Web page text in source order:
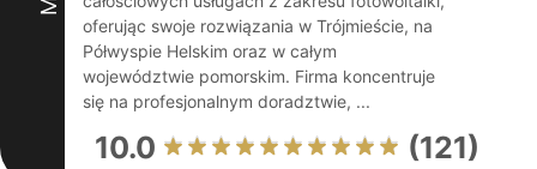
oferując swoje rozwiązania w Trójmieście, na
Półwyspie Helskim oraz w całym
województwie pomorskim. Firma koncentruje
się na profesjonalnym doradztwie, ...
10.0 (121)